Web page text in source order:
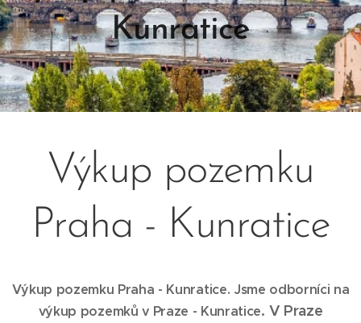
Kunratice
29.04.2025
Výkup pozemku
Praha - Kunratice
Výkup pozemku Praha - Kunratice. Jsme odborníci na
výkup pozemků v Praze - Kunratice. V Praze